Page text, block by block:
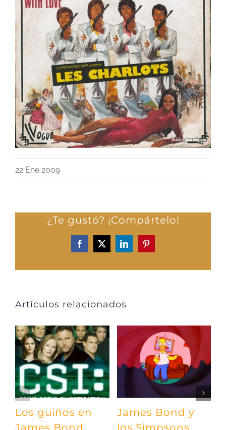
22 Ene 2009
¿Te gustó? ¡Compártelo!
Facebook
X LinkedInPinterest
Artículos relacionados
Los guiños en
James Bond
James Bond y
los Simpsons